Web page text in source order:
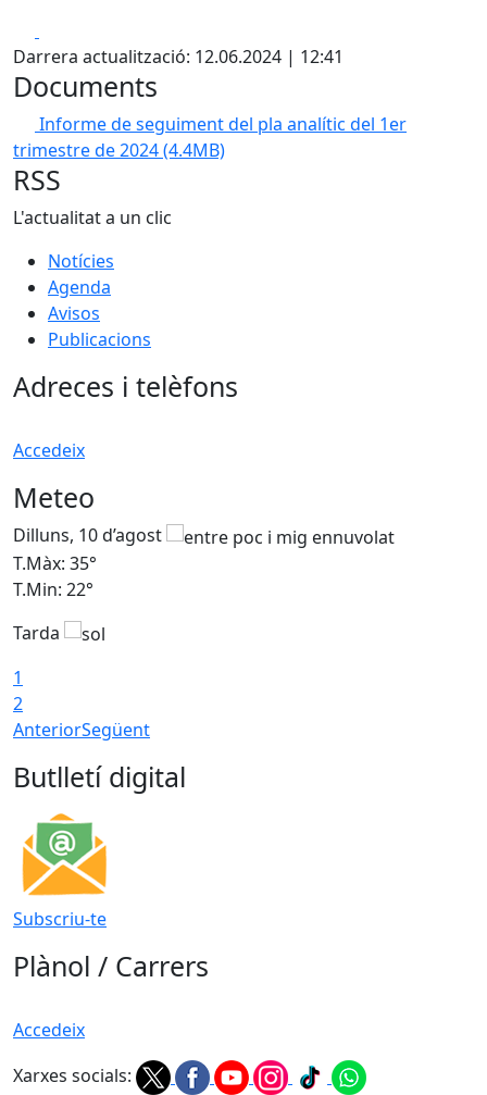
Darrera actualització: 12.06.2024 | 12:41
Documents
Informe de seguiment del pla analític del 1er
trimestre de 2024(4.4MB)
RSS
L'actualitat a un clic
Notícies
Agenda
Avisos
Publicacions
Adreces i telèfons
Accedeix
Meteo
Dilluns, 10 d’agost
T.Màx: 35°
T.Min: 22°
Tarda
1
2
AnteriorSegüent
Butlletí digital
Subscriu-te
Plànol / Carrers
Accedeix
Xarxes socials: